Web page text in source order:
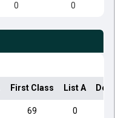
0 0
First Class List A
69 0